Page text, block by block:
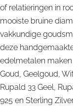
of relatieringen in
mooiste bruine
vakkundige
deze
edelmetalen
Goud, Geelgoud,
Rupald 33 Geel,
925 en Sterling